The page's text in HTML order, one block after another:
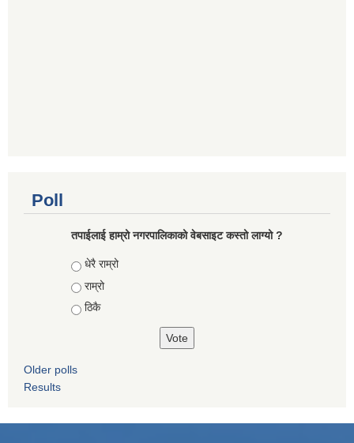
Poll
तपाईलाई हाम्रो नगरपालिकाको वेबसाइट कस्तो लाग्यो ?
Choices
धेरै राम्रो
राम्रो
ठिकै
Older polls
Results